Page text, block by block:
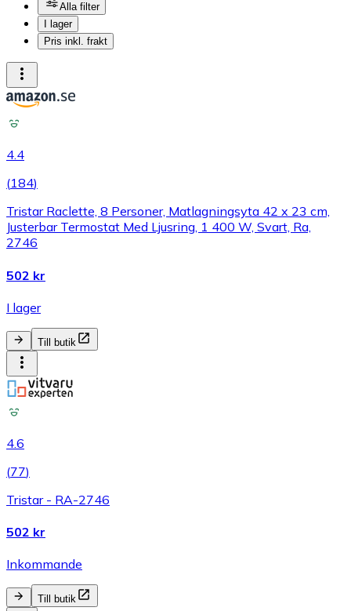
Alla filter
I lager
Pris inkl. frakt
4.4
(184)
Tristar Raclette, 8 Personer, Matlagningsyta 42 x 23 cm,
Justerbar Termostat Med Ljusring, 1 400 W, Svart, Ra,
2746
502 kr
I lager
Till butik
4.6
(77)
Tristar - RA-2746
502 kr
Inkommande
Till butik